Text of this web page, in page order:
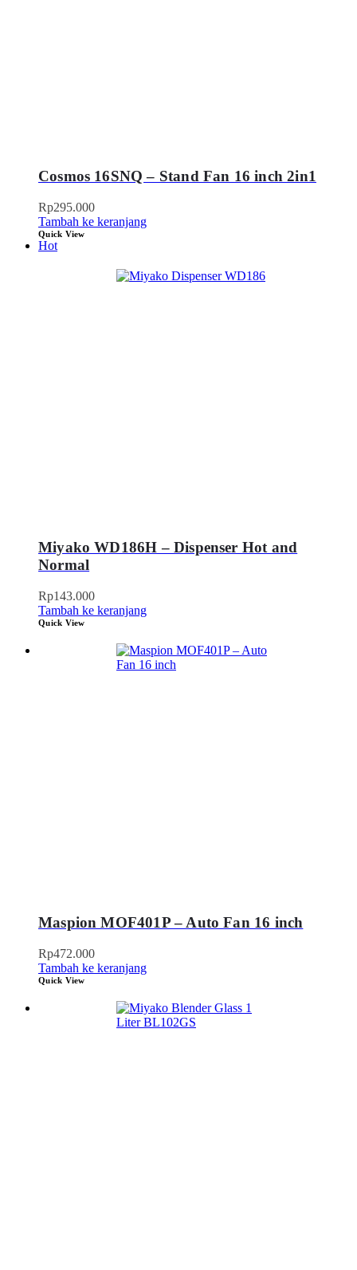
Cosmos 16SNQ – Stand Fan 16 inch 2in1
Rp295.000
Tambah ke keranjang
Quick View
Hot
Miyako WD186H – Dispenser Hot and
Normal
Rp143.000
Tambah ke keranjang
Quick View
Maspion MOF401P – Auto Fan 16 inch
Rp472.000
Tambah ke keranjang
Quick View